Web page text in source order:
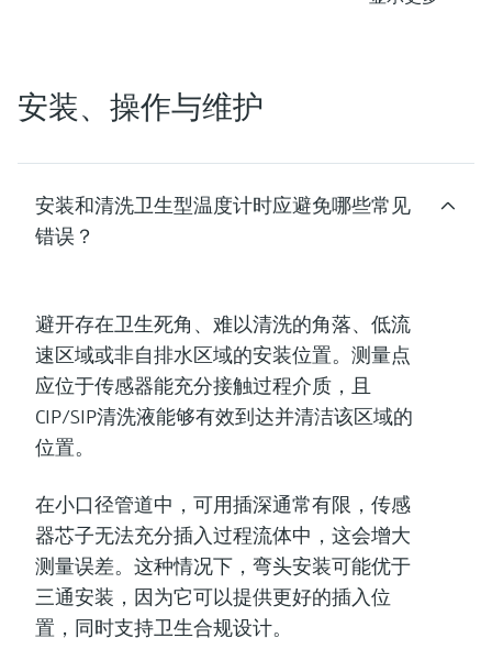
安装、操作与维护
安装和清洗卫生型温度计时应避免哪些常见
错误？
避开存在卫生死角、难以清洗的角落、低流
速区域或非自排水区域的安装位置。测量点
应位于传感器能充分接触过程介质，且
CIP/SIP清洗液能够有效到达并清洁该区域的
位置。
在小口径管道中，可用插深通常有限，传感
器芯子无法充分插入过程流体中，这会增大
测量误差。这种情况下， 弯头安装可能优于
三通安装，因为它可以提供更好的插入位
置，同时支持卫生合规设计。